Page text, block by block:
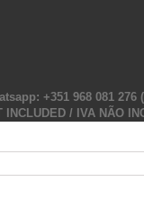
+351 968 081 276
INCLUDED / IVA NÃO